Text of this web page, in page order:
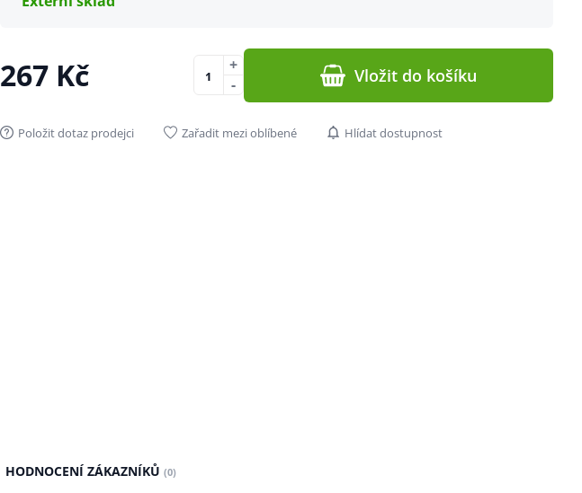
267 Kč -
+ Vložit do košíku
Položit dotaz prodejci Zařadit mezi oblíbené Hlídat dostupnost
HODNOCENÍ ZÁKAZNÍKŮ (0)